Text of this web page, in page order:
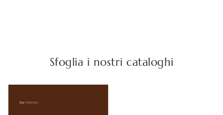
Sfoglia i nostri cataloghi